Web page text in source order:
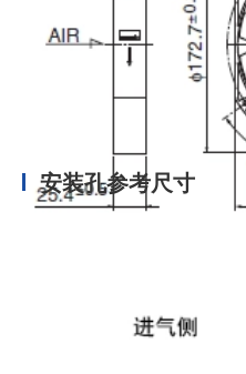
安装孔参考尺寸